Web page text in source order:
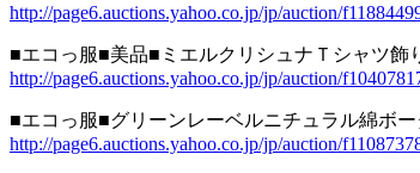
http://page6.auctions.yahoo.co.jp/jp/auction/
■エコっ服■美品■ミエルクリシュナＴシャツ飾
http://page6.auctions.yahoo.co.jp/jp/auction/
■エコっ服■グリーンレーベルニチュラル綿ボ
http://page6.auctions.yahoo.co.jp/jp/auction/